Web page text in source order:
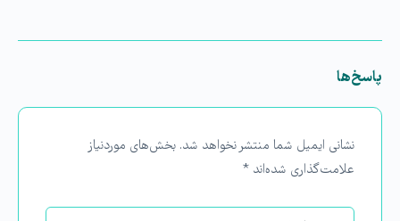
پاسخ‌ها
نشانی ایمیل شما منتشر نخواهد شد. بخش‌های موردنیاز
علامت‌گذاری شده‌اند *